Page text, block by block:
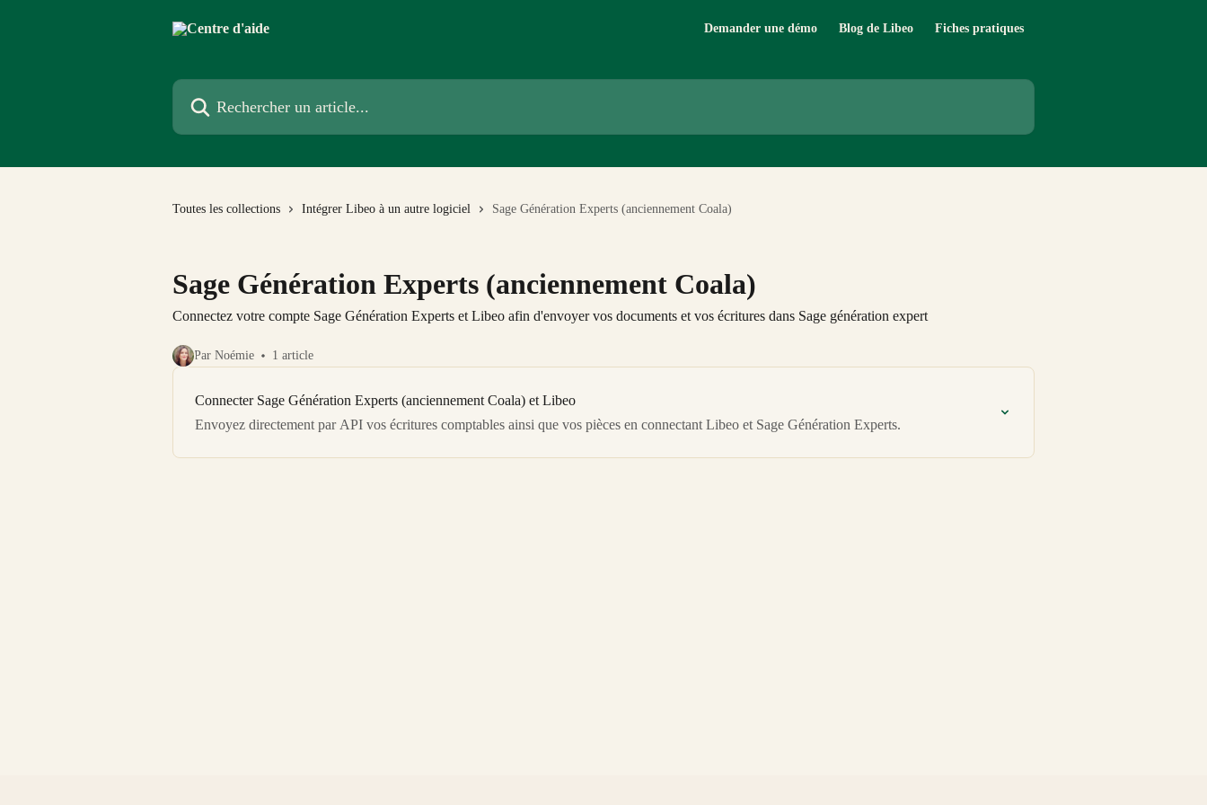
Demander une démo Blog de Libeo Fiches pratiques
Rechercher un article...
Toutes les collections Intégrer Libeo à un autre logiciel Sage Génération Experts (anciennement Coala)
Sage Génération Experts (anciennement Coala)
Connectez votre compte Sage Génération Experts et Libeo afin d'envoyer vos documents et vos écritures dans Sage génération expert
Par Noémie 1 article
Connecter Sage Génération Experts (anciennement Coala) et Libeo
Envoyez directement par API vos écritures comptables ainsi que vos pièces en connectant Libeo et Sage Génération Experts.